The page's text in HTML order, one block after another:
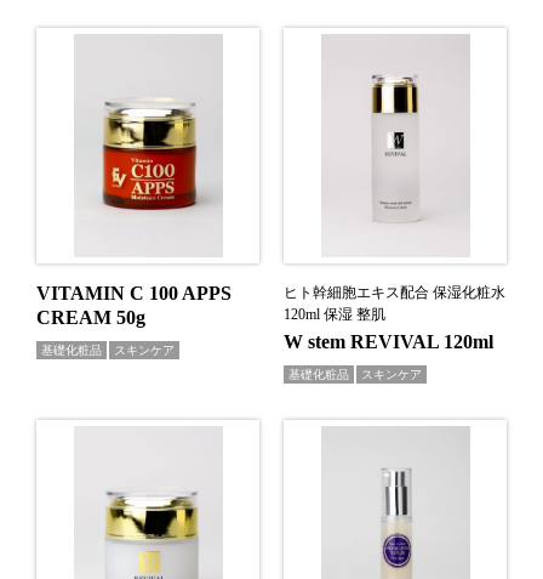
VITAMIN C 100 APPS
CREAM 50g
基礎化粧品 スキンケア
ヒト幹細胞エキス配合 保湿化粧水
120ml 保湿 整肌
W stem REVIVAL 120ml
基礎化粧品 スキンケア